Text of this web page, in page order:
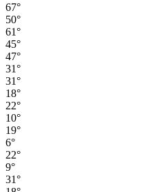
67°
50°
61°
45°
47°
31°
31°
18°
22°
10°
19°
6°
22°
9°
31°